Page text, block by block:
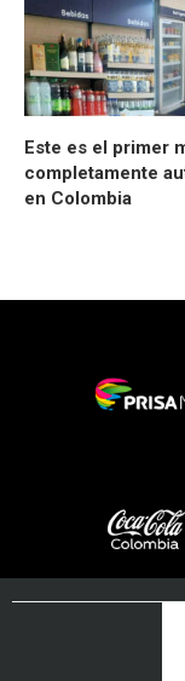
Este es el primer
completamente
en Colombia